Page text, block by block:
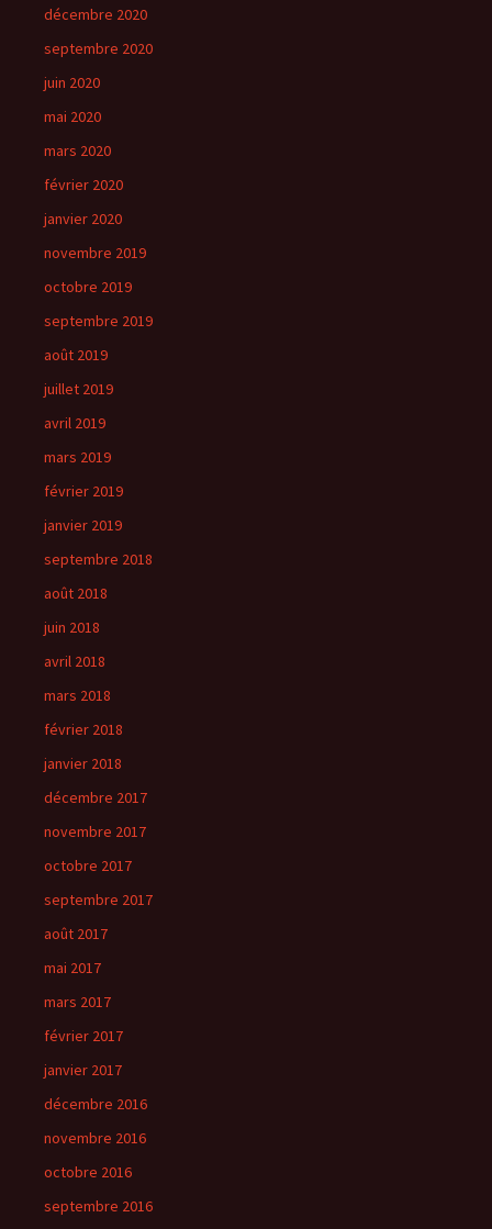
décembre 2020
septembre 2020
juin 2020
mai 2020
mars 2020
février 2020
janvier 2020
novembre 2019
octobre 2019
septembre 2019
août 2019
juillet 2019
avril 2019
mars 2019
février 2019
janvier 2019
septembre 2018
août 2018
juin 2018
avril 2018
mars 2018
février 2018
janvier 2018
décembre 2017
novembre 2017
octobre 2017
septembre 2017
août 2017
mai 2017
mars 2017
février 2017
janvier 2017
décembre 2016
novembre 2016
octobre 2016
septembre 2016